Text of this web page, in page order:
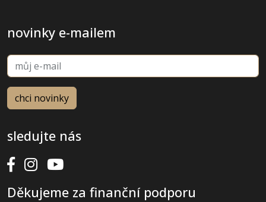
novinky e-mailem
sledujte nás
Děkujeme za finanční podporu